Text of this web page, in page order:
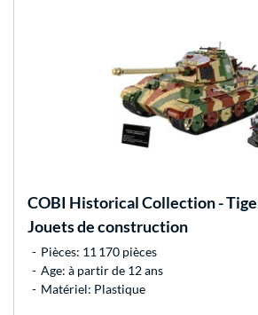
COBI Historical Collection -
Jouets de construction
Pièces: 11 170 pièces
Age: à partir de 12 ans
Matériel: Plastique